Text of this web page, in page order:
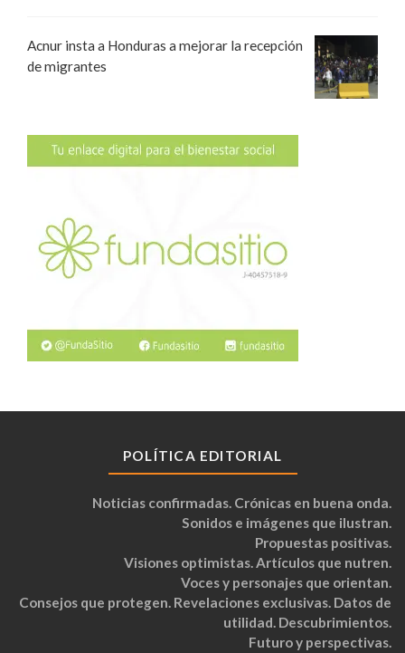
Acnur insta a Honduras a mejorar la recepción
de migrantes
POLÍTICA EDITORIAL
Noticias confirmadas. Crónicas en buena onda.
Sonidos e imágenes que ilustran.
Propuestas positivas.
Visiones optimistas. Artículos que nutren.
Voces y personajes que orientan.
Consejos que protegen. Revelaciones exclusivas. Datos de
utilidad. Descubrimientos.
Futuro y perspectivas.